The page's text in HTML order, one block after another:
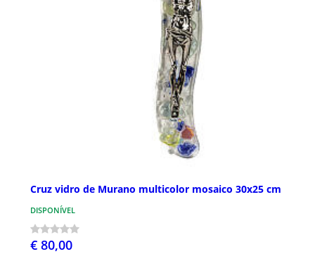
Cruz vidro de Murano multicolor mosaico 30x25 cm
DISPONÍVEL
€ 80,00